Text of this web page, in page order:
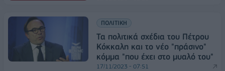
ΠΟΛΙΤΙΚΗ
Τα πολιτικά σχέδια του Πέτρου
Κόκκαλη και το νέο "πράσινο"
κόμμα "που έχει στο μυαλό του"
17/11/2023 - 07:51